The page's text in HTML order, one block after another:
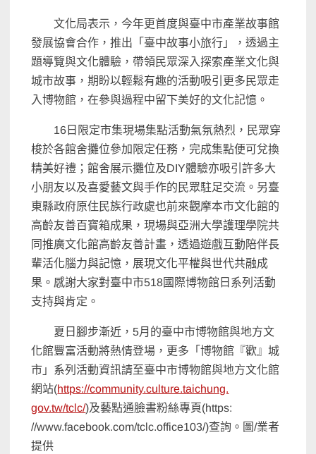
文化局表示，今年更首度與臺中市產業故事館
發展協會合作，推出「 臺中故事小旅行」，透過主
題導覽與文化體驗， 帶領民眾深入探索產業文化與
城市故事，期盼以輕鬆有趣的活動吸引更多民眾走
入博物館，在參與過程中留下美好的文化記憶。
16日限定市集現場集點活動氣氛熱烈， 民眾穿
梭於各館舍攤位參加限定任務，完成集點便可兌換
精美好禮；館舍展示攤位及DIY體驗亦吸引許多大
小朋友以及喜愛藝文與手作的民眾駐足交流。 另臺
東縣政府原住民族行政處也前來觀摩本市文化館的
高齡友善百寶箱成果，現場與亞洲大學護理學院共
同推廣文化館高齡友善計畫，透過遊戲互動陪伴長
輩活化腦力與記憶， 展現文化平權與世代共融成
果。感謝大家對臺中市518國際博物館日系列活動
支持與肯定。
夏日腳步漸近，5月的臺中市博物館與地方文
化館豐富活動將熱情登場，更多「博物館『歡』城
市」 系列活動資訊請至臺中市博物館與地方文化館
網站(https://community.culture.taichung.
gov.tw/tclc/)及藝點通臉書粉絲專頁(https:
//www.facebook.com/tclc.office103/)查詢。圖/業者
提供